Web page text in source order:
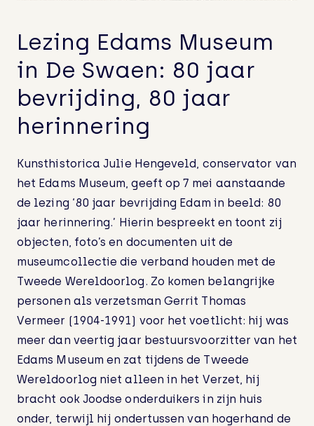
Ruimte voor groei – en bloei!
Nog even geduld….
“Er komen twee leeuwtjes uit de kast…”
Geweldige lezing, geslaagde
Vriendenactie!
Vriendenactie: Edams Museum zoekt
Valentijn!
Lezing Edams Museum
in De Swaen: 80 jaar
bevrijding, 80 jaar
herinnering
Kunsthistorica Julie Hengeveld, conservator van
het Edams Museum, geeft op 7 mei aanstaande
de lezing ‘80 jaar bevrijding Edam in beeld: 80
jaar herinnering.’ Hierin bespreekt en toont zij
objecten, foto’s en documenten uit de
museumcollectie die verband houden met de
Tweede Wereldoorlog. Zo komen belangrijke
personen als verzetsman Gerrit Thomas
Vermeer (1904-1991) voor het voetlicht: hij was
meer dan veertig jaar bestuursvoorzitter van het
Edams Museum en zat tijdens de Tweede
Wereldoorlog niet alleen in het Verzet, hij
bracht ook Joodse onderduikers in zijn huis
onder, terwijl hij ondertussen van hogerhand de